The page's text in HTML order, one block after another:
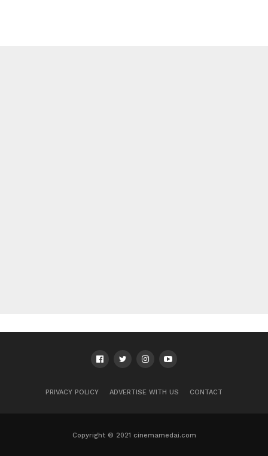
PRIVACY POLICY ADVERTISE WITH US CONTACT
Copyright © 2021 cinemamedai.com